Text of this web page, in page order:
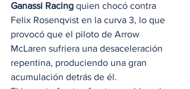
Ganassi Racing quien chocó contra
Felix Rosenqvist en la curva 3, lo que
provocó que el piloto de Arrow
McLaren sufriera una desaceleración
repentina, produciendo una gran
acumulación detrás de él.